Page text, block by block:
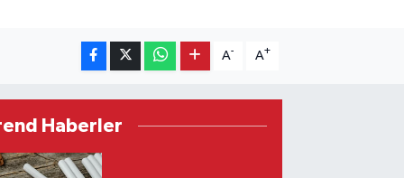
A- A+
Haberler